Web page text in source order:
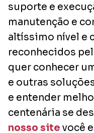
suporte e
manutenção e
altíssimo nível e
reconhecidos
quer conhecer
e outras
e entender
centenária se
nosso site você